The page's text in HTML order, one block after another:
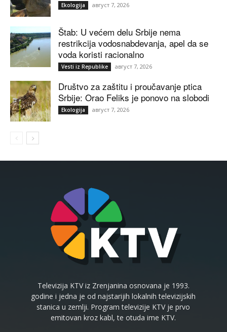
Ekologija август 7, 2026
Štab: U većem delu Srbije nema
restrikcija vodosnabdevanja, apel da se
voda koristi racionalno
Vesti iz Republike август 7, 2026
Društvo za zaštitu i proučavanje ptica
Srbije: Orao Feliks je ponovo na slobodi
Ekologija август 7, 2026
Televizija KTV iz Zrenjanina osnovana je 1993.
godine i jedna je od najstarijih lokalnih televizijskih
stanica u zemlji. Program televizije KTV je prvo
emitovan kroz kabl, te otuda ime KTV.